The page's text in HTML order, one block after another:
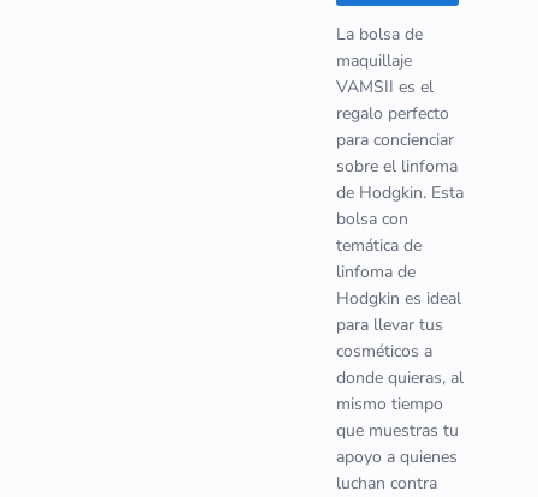
La bolsa de
maquillaje
VAMSII es el
regalo perfecto
para concienciar
sobre el linfoma
de Hodgkin. Esta
bolsa con
temática de
linfoma de
Hodgkin es ideal
para llevar tus
cosméticos a
donde quieras, al
mismo tiempo
que muestras tu
apoyo a quienes
luchan contra